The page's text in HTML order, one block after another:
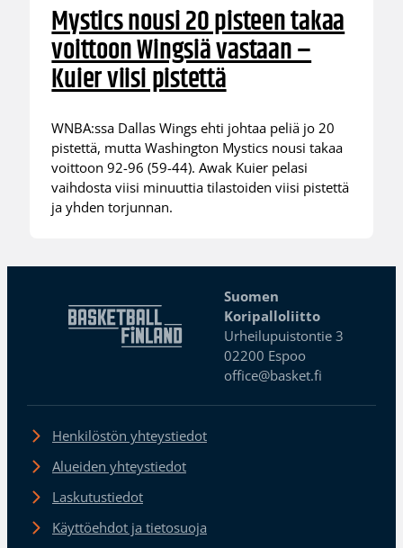
Mystics nousi 20 pisteen takaa
voittoon Wingsiä vastaan –
Kuier viisi pistettä
WNBA:ssa Dallas Wings ehti johtaa peliä jo 20
pistettä, mutta Washington Mystics nousi takaa
voittoon 92-96 (59-44). Awak Kuier pelasi
vaihdosta viisi minuuttia tilastoiden viisi pistettä
ja yhden torjunnan.
Suomen
Koripalloliitto
Urheilupuistontie 3
02200 Espoo
office@basket.fi
Henkilöstön yhteystiedot
Alueiden yhteystiedot
Laskutustiedot
Käyttöehdot ja tietosuoja